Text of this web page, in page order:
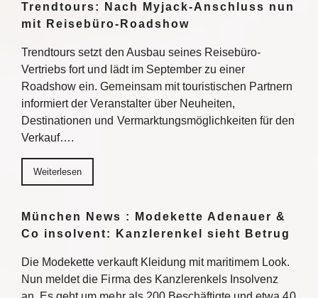
Trendtours: Nach Myjack-Anschluss nun
mit Reisebüro-Roadshow
Trendtours setzt den Ausbau seines Reisebüro-
Vertriebs fort und lädt im September zu einer
Roadshow ein. Gemeinsam mit touristischen Partnern
informiert der Veranstalter über Neuheiten,
Destinationen und Vermarktungsmöglichkeiten für den
Verkauf….
Weiterlesen
München News : Modekette Adenauer &
Co insolvent: Kanzlerenkel sieht Betrug
Die Modekette verkauft Kleidung mit maritimem Look.
Nun meldet die Firma des Kanzlerenkels Insolvenz